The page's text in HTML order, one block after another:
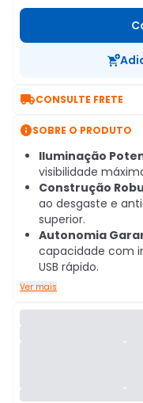
CONSULTE FRETE
SOBRE O PRODUTO
Iluminação
visibilidade
Construção
ao desgaste e
superior.
Autonomia
capacidade com
USB rápido.
Ver mais